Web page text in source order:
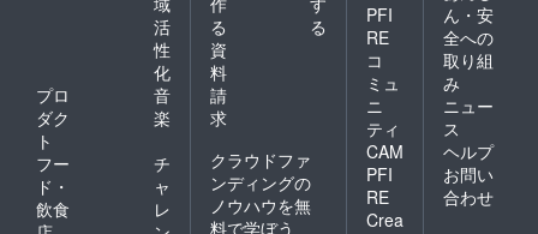
ベント
につい
ては、
イベン
ト終了
1ヶ月以
内に
メール
で視聴
方法の
ご案内
更する
場合が
ござい
ます。
※会場の
都合に
より、
無料開
催のイ
ベント
もあり
活
性
化
プロ
ダク
ト
音
楽
フー
ド・
飲食
チ
ャ
レ
る
る
資
料
請
求
クラウドファ
ンディングの
ノウハウを無
料で学ぼう
PFI
RE
コ
ミュ
ニ
ティ
CAM
PFI
RE
Crea
ん・安
全への
取り組
み
ニュー
ス
ヘルプ
お問い
合わせ